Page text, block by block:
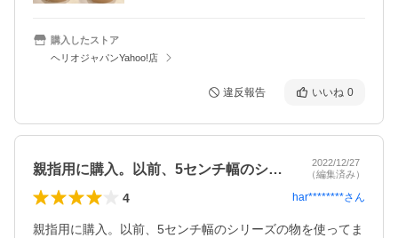
購入したストア
ヘリオジャパンYahoo!店
違反報告 いいね 0
親指用に購入。以前、5センチ幅のシリー…
2022/12/27
（編集済み）
4 har********さん
親指用に購入。以前、5センチ幅のシリーズの物を使ってま